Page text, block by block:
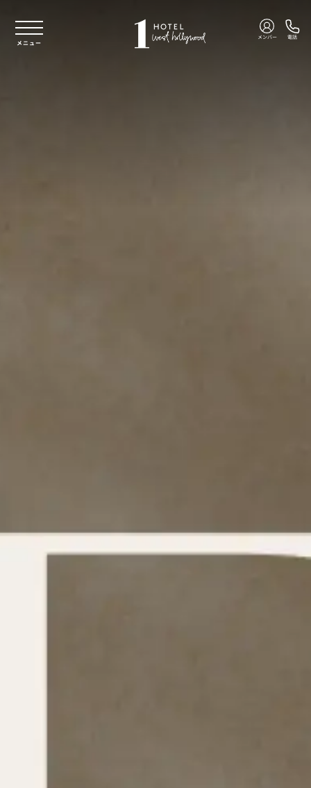
メニュー
メンバー 電話